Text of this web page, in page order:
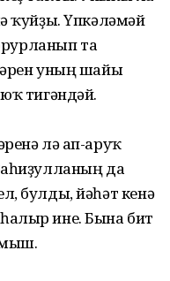
ҡуйҙы. Үпкәләмәй
та
уның шайы
тигәндәй.
лә ап-аруҡ
да
булды, йәһәт кенә
ине. Бына бит